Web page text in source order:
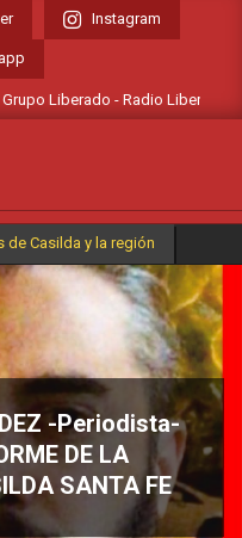
Instagram
Liberado - Radio Liberada
Casilda y la región
-Periodista-
DE LA
SANTA FE